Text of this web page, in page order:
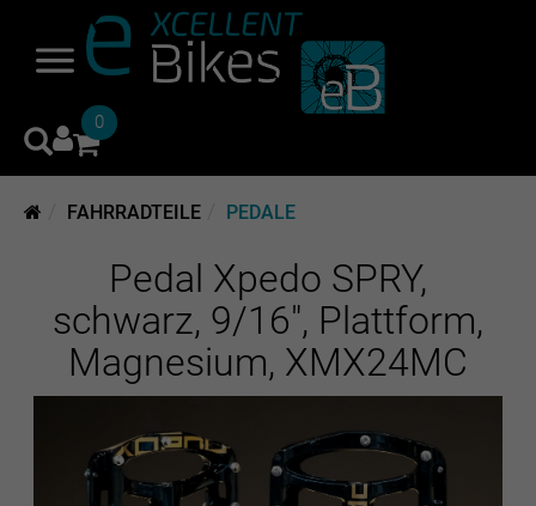
0
FAHRRADTEILE PEDALE
Pedal Xpedo SPRY,
schwarz, 9/16", Plattform,
Magnesium, XMX24MC